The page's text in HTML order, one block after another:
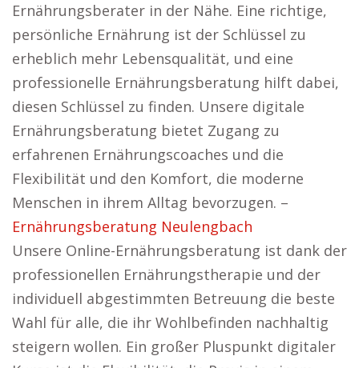
Ernährungsberater in der Nähe. Eine richtige,
persönliche Ernährung ist der Schlüssel zu
erheblich mehr Lebensqualität, und eine
professionelle Ernährungsberatung hilft dabei,
diesen Schlüssel zu finden. Unsere digitale
Ernährungsberatung bietet Zugang zu
erfahrenen Ernährungscoaches und die
Flexibilität und den Komfort, die moderne
Menschen in ihrem Alltag bevorzugen. –
Ernährungsberatung Neulengbach
Unsere Online-Ernährungsberatung ist dank der
professionellen Ernährungstherapie und der
individuell abgestimmten Betreuung die beste
Wahl für alle, die ihr Wohlbefinden nachhaltig
steigern wollen. Ein großer Pluspunkt digitaler